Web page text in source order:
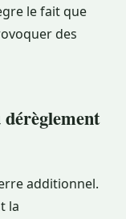
le fait que
des
dérèglement
additionnel.
la